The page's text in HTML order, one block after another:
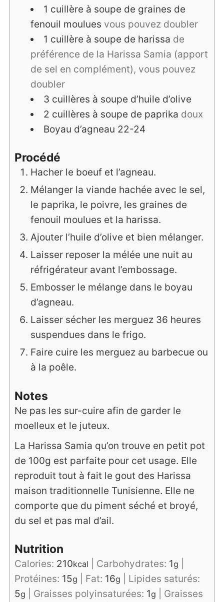
1 cuillère à soupe de graines de
fenouil moulues vous pouvez doubler
1 cuillère à soupe de harissa de
préférence de la Harissa Samia (apport
de sel en complément), vous pouvez
doubler
3 cuillères à soupe d’huile d’olive
2 cuillères à soupe de paprika doux
Boyau d’agneau 22-24
Procédé
Hacher le boeuf et l’agneau.
Mélanger la viande hachée avec le sel,
le paprika, le poivre, les graines de
fenouil moulues et la harissa.
Ajouter l’huile d’olive et bien mélanger.
Laisser reposer la mélée une nuit au
réfrigérateur avant l’embossage.
Embosser le mélange dans le boyau
d’agneau.
Laisser sécher les merguez 36 heures
suspendues dans le frigo.
Faire cuire les merguez au barbecue ou
à la poêle.
Notes
Ne pas les sur-cuire afin de garder le
moelleux et le juteux.
La Harissa Samia qu’on trouve en petit pot
de 100g est parfaite pour cet usage. Elle
reproduit tout à fait le gout des Harissa
maison traditionnelle Tunisienne. Elle ne
comporte que du piment séché et broyé,
du sel et pas mal d’ail.
Nutrition
Calories: 210kcal Carbohydrates: 1g
Protéines: 15g Fat: 16g
Lipides saturés:
5g Graisses polyinsaturées: 1g
Graisses